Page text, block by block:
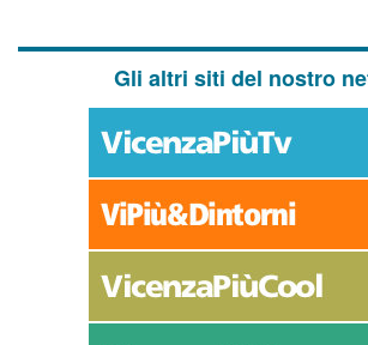
Gli altri siti del nostro